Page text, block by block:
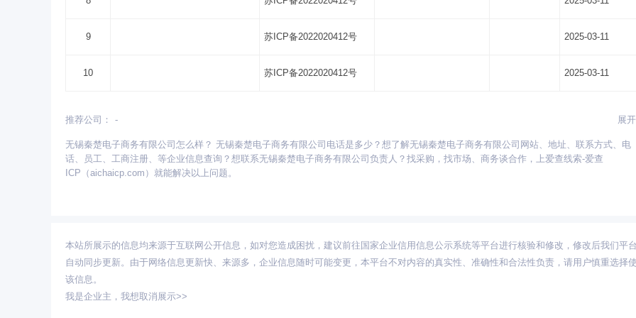
9 苏ICP备2022020412号 2025-03-11
10 苏ICP备2022020412号 2025-03-11
推荐公司： - 展开
更多省份： 安徽 北京 重庆 福建 甘肃 广东 广西 贵州 海南 河北 河南 湖北 湖南 江苏 江西 吉林 辽宁
宁夏
青海
山东 陕西 山西 上海 四川 天津 新疆 西藏 云南 浙江 内蒙古 黑龙江
无锡秦楚电子商务有限公司怎么样？ 无锡秦楚电子商务有限公司电话是多少？想了解无锡秦楚电子商务有限公司网站、地址、联系方式、电
话、员工、工商注册、等企业信息查询？想联系无锡秦楚电子商务有限公司负责人？找采购，找市场、商务谈合作，上爱查线索-爱查
ICP（aichaicp.com）就能解决以上问题。
本站所展示的信息均来源于互联网公开信息，如对您造成困扰，建议前往国家企业信用信息公示系统等平台进行核验和修改，修改后我们平
自动同步更新。由于网络信息更新快、来源多，企业信息随时可能变更，本平台不对内容的真实性、准确性和合法性负责，请用户慎重选择
该信息。
我是企业主， 我想取消展示>>